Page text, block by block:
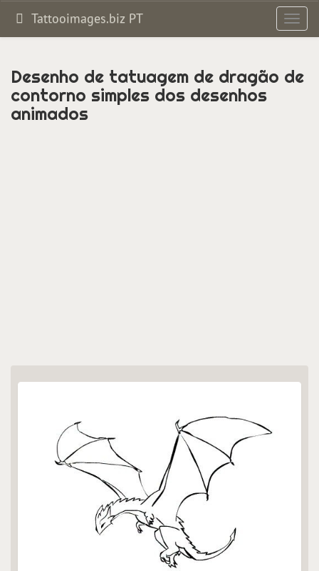
de
Tattooimages.biz PT
Desenho de tatuagem de dragão de
contorno simples dos desenhos
animados